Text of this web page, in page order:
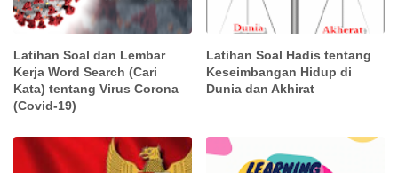
Latihan Soal dan Lembar
Kerja Word Search (Cari
Kata) tentang Virus Corona
(Covid-19)
Latihan Soal Hadis tentang
Keseimbangan Hidup di
Dunia dan Akhirat